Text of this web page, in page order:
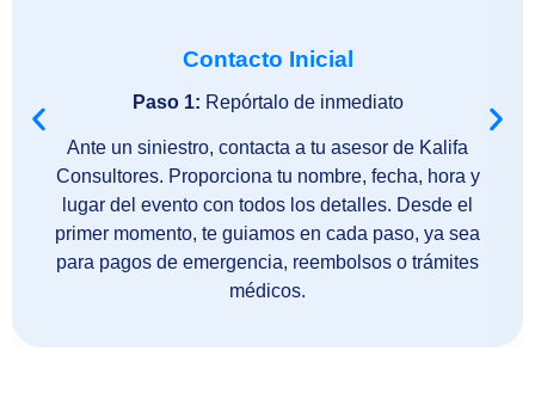
Contacto Inicial
Paso 1: Repórtalo de inmediato
Ante un siniestro, contacta a tu asesor de Kalifa
Consultores. Proporciona tu nombre, fecha, hora y
lugar del evento con todos los detalles. Desde el
primer momento, te guiamos en cada paso, ya sea
para pagos de emergencia, reembolsos o trámites
médicos.